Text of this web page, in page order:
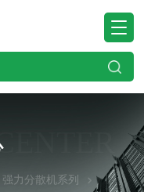
强力分散机系列 真空强